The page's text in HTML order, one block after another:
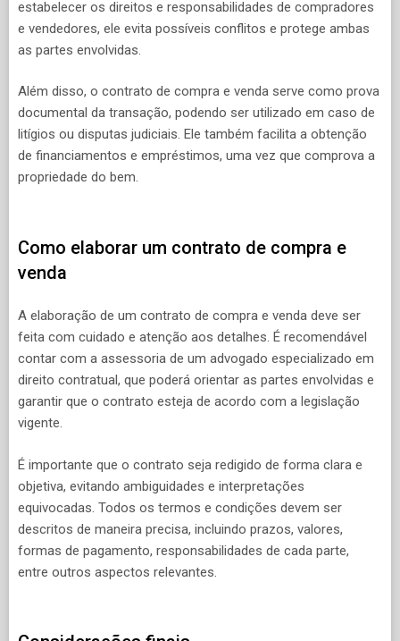
estabelecer os direitos e responsabilidades de compradores
e vendedores, ele evita possíveis conflitos e protege ambas
as partes envolvidas.
Além disso, o contrato de compra e venda serve como prova
documental da transação, podendo ser utilizado em caso de
litígios ou disputas judiciais. Ele também facilita a obtenção
de financiamentos e empréstimos, uma vez que comprova a
propriedade do bem.
Como elaborar um contrato de compra e
venda
A elaboração de um contrato de compra e venda deve ser
feita com cuidado e atenção aos detalhes. É recomendável
contar com a assessoria de um advogado especializado em
direito contratual, que poderá orientar as partes envolvidas e
garantir que o contrato esteja de acordo com a legislação
vigente.
É importante que o contrato seja redigido de forma clara e
objetiva, evitando ambiguidades e interpretações
equivocadas. Todos os termos e condições devem ser
descritos de maneira precisa, incluindo prazos, valores,
formas de pagamento, responsabilidades de cada parte,
entre outros aspectos relevantes.